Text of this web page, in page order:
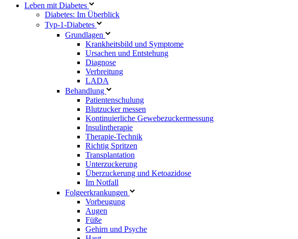
Leben mit Diabetes
Diabetes: Im Überblick
Typ-1-Diabetes
Grundlagen
Krankheitsbild und Symptome
Ursachen und Entstehung
Diagnose
Verbreitung
LADA
Behandlung
Patientenschulung
Blutzucker messen
Kontinuierliche Gewebezuckermessung
Insulintherapie
Therapie-Technik
Richtig Spritzen
Transplantation
Unterzuckerung
Überzuckerung und Ketoazidose
Im Notfall
Folgeerkrankungen
Vorbeugung
Augen
Füße
Gehirn und Psyche